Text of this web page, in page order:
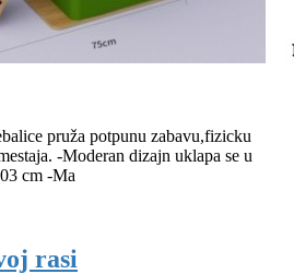
pruža potpunu zabavu,fizicku
-Moderan dizajn uklapa se u
cm -Ma
rasi